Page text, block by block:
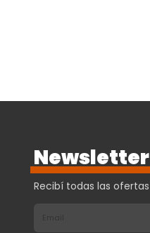
Newsletter
Recibí todas las ofertas